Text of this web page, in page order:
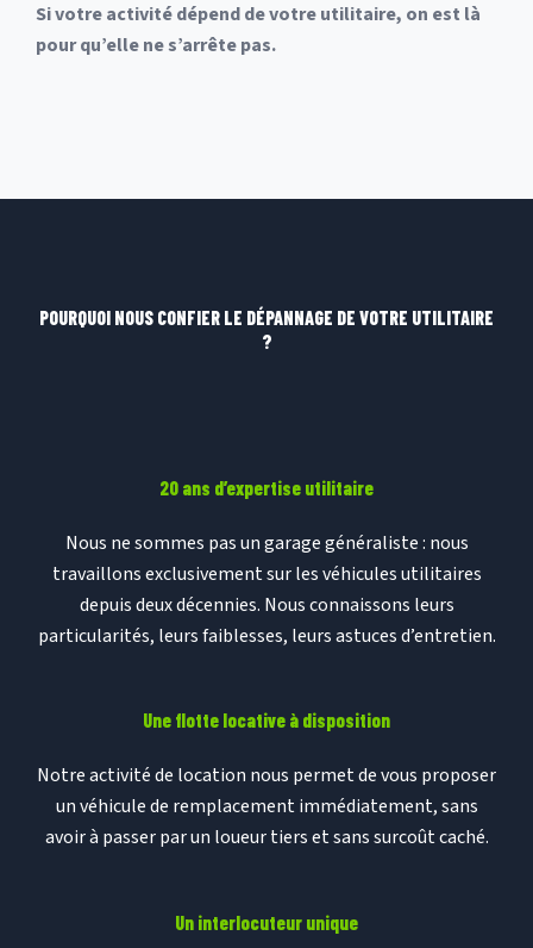
Si votre activité dépend de votre utilitaire, on est là
pour qu’elle ne s’arrête pas.
POURQUOI NOUS CONFIER LE DÉPANNAGE DE VOTRE UTILITAIRE
?
20 ans d’expertise utilitaire
Nous ne sommes pas un garage généraliste : nous
travaillons exclusivement sur les véhicules utilitaires
depuis deux décennies. Nous connaissons leurs
particularités, leurs faiblesses, leurs astuces d’entretien.
Une flotte locative à disposition
Notre activité de location nous permet de vous proposer
un véhicule de remplacement immédiatement, sans
avoir à passer par un loueur tiers et sans surcoût caché.
Un interlocuteur unique